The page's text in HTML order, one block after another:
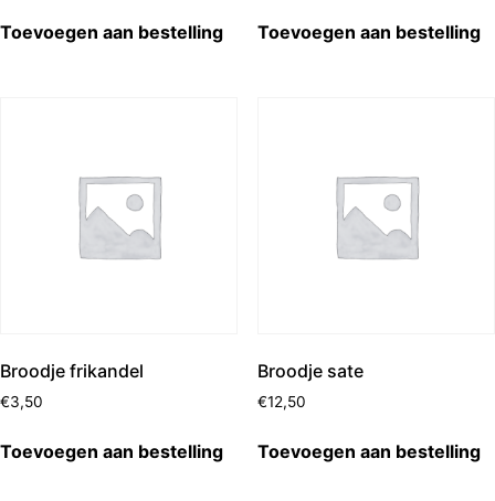
Toevoegen aan bestelling Toevoegen aan bestelling
Broodje frikandel
€3,50
Toevoegen aan bestelling
Broodje sate
€12,50
Toevoegen aan bestelling